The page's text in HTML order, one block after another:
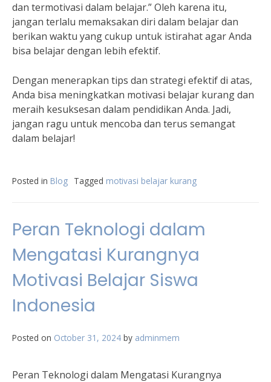
dan termotivasi dalam belajar.” Oleh karena itu,
jangan terlalu memaksakan diri dalam belajar dan
berikan waktu yang cukup untuk istirahat agar Anda
bisa belajar dengan lebih efektif.
Dengan menerapkan tips dan strategi efektif di atas,
Anda bisa meningkatkan motivasi belajar kurang dan
meraih kesuksesan dalam pendidikan Anda. Jadi,
jangan ragu untuk mencoba dan terus semangat
dalam belajar!
Posted in Blog Tagged motivasi belajar kurang
Peran Teknologi dalam
Mengatasi Kurangnya
Motivasi Belajar Siswa
Indonesia
Posted on October 31, 2024 by adminmem
Peran Teknologi dalam Mengatasi Kurangnya